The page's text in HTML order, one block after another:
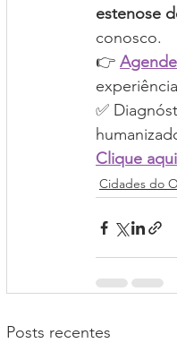
estenose
conosco.
👉
✅
Clique
Cidades do
Posts recentes